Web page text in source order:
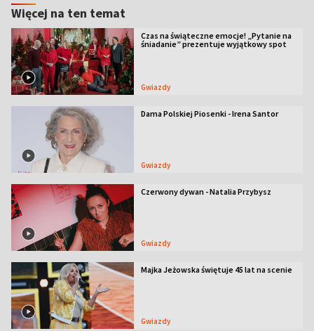
Więcej na ten temat
Czas na świąteczne emocje! „Pytanie na
śniadanie” prezentuje wyjątkowy spot
Gwiazdy
Dama Polskiej Piosenki - Irena Santor
Gwiazdy
Czerwony dywan - Natalia Przybysz
Gwiazdy
Majka Jeżowska świętuje 45 lat na scenie
Gwiazdy